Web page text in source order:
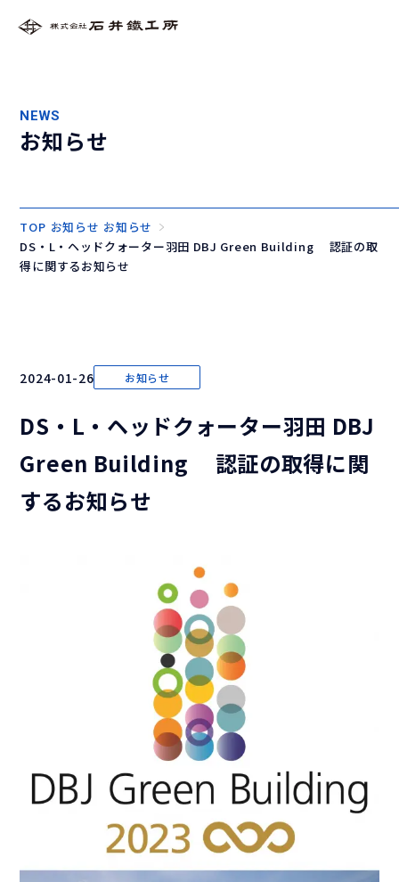
お知らせ
NEWS
TOP お知らせ お知らせ
DS・L・ヘッドクォーター羽田 DBJ Green Building 認証の取
得に関するお知らせ
2024-01-26 お知らせ
DS・L・ヘッドクォーター羽田 DBJ
Green Building 認証の取得に関
するお知らせ